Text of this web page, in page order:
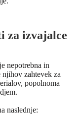
za izvajalce
nepotrebna in
zahtevek za
popolnoma
naslednje: